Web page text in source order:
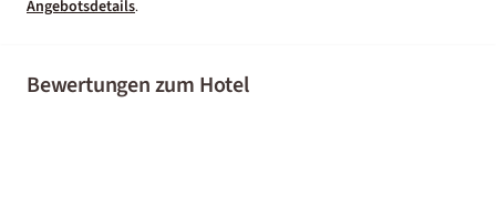
Angebotsdetails.
Bewertungen zum Hotel